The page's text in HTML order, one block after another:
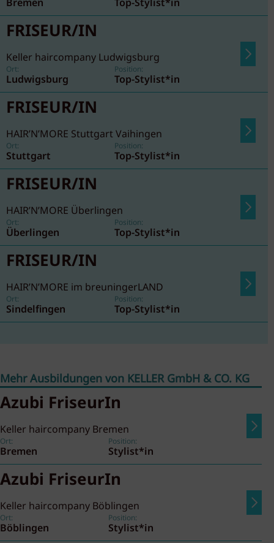
Bremen Top-Stylist*in
FRISEUR/IN
Keller haircompany Ludwigsburg
Ort:
Ludwigsburg
Position:
Top-Stylist*in
FRISEUR/IN
HAIR’N’MORE Stuttgart Vaihingen
Ort:
Stuttgart
Position:
Top-Stylist*in
FRISEUR/IN
HAIR’N’MORE Überlingen
Ort:
Überlingen
Position:
Top-Stylist*in
FRISEUR/IN
HAIR’N’MORE im breuningerLAND
Ort:
Sindelfingen
Position:
Top-Stylist*in
Mehr Ausbildungen von KELLER GmbH & CO. KG
Azubi FriseurIn
Keller haircompany Bremen
Ort:
Bremen
Position:
Stylist*in
Azubi FriseurIn
Keller haircompany Böblingen
Ort:
Böblingen
Position:
Stylist*in